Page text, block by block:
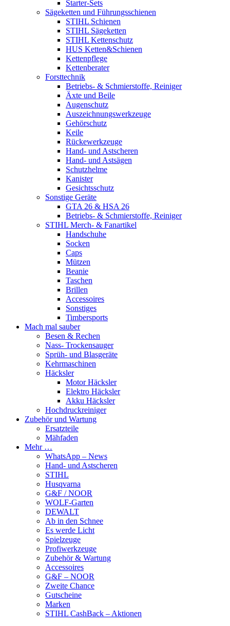
Starter-Sets
Sägeketten und Führungsschienen
STIHL Schienen
STIHL Sägeketten
STIHL Kettenschutz
HUS Ketten&Schienen
Kettenpflege
Kettenberater
Forsttechnik
Betriebs- & Schmierstoffe, Reiniger
Äxte und Beile
Augenschutz
Auszeichnungswerkzeuge
Gehörschutz
Keile
Rückewerkzeuge
Hand- und Astscheren
Hand- und Astsägen
Schutzhelme
Kanister
Gesichtsschutz
Sonstige Geräte
GTA 26 & HSA 26
Betriebs- & Schmierstoffe, Reiniger
STIHL Merch- & Fanartikel
Handschuhe
Socken
Caps
Mützen
Beanie
Taschen
Brillen
Accessoires
Sonstiges
Timbersports
Mach mal sauber
Besen & Rechen
Nass- Trockensauger
Sprüh- und Blasgeräte
Kehrmaschinen
Häcksler
Motor Häcksler
Elektro Häcksler
Akku Häcksler
Hochdruckreiniger
Zubehör und Wartung
Ersatzteile
Mähfaden
Mehr …
WhatsApp – News
Hand- und Astscheren
STIHL
Husqvarna
G&F / NOOR
WOLF-Garten
DEWALT
Ab in den Schnee
Es werde Licht
Spielzeuge
Profiwerkzeuge
Zubehör & Wartung
Accessoires
G&F – NOOR
Zweite Chance
Gutscheine
Marken
STIHL CashBack – Aktionen